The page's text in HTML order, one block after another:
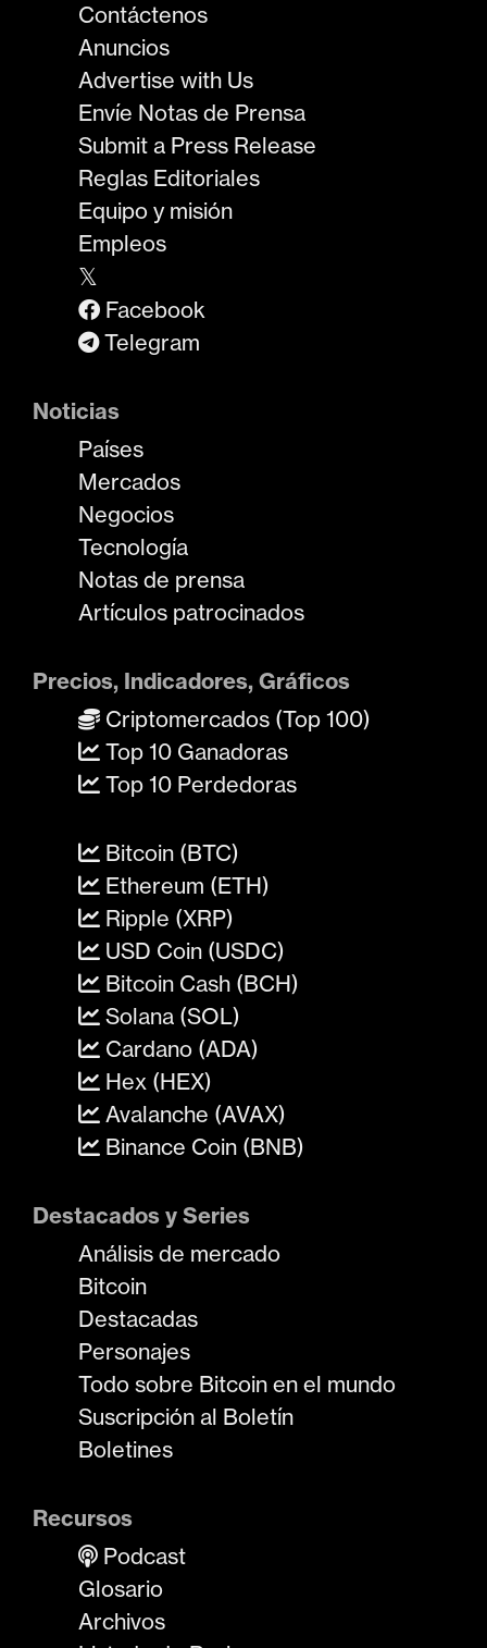
Contáctenos
Anuncios
Advertise with Us
Envíe Notas de Prensa
Submit a Press Release
Reglas Editoriales
Equipo y misión
Empleos
𝕏
Facebook
Telegram
Noticias
Países
Mercados
Negocios
Tecnología
Notas de prensa
Artículos patrocinados
Precios, Indicadores, Gráficos
Criptomercados (Top 100)
Top 10 Ganadoras
Top 10 Perdedoras
Bitcoin (BTC)
Ethereum (ETH)
Ripple (XRP)
USD Coin (USDC)
Bitcoin Cash (BCH)
Solana (SOL)
Cardano (ADA)
Hex (HEX)
Avalanche (AVAX)
Binance Coin (BNB)
Destacados y Series
Análisis de mercado
Bitcoin
Destacadas
Personajes
Todo sobre Bitcoin en el mundo
Suscripción al Boletín
Boletines
Recursos
Podcast
Glosario
Archivos